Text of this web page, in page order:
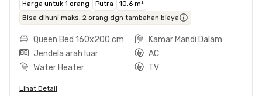
Harga untuk 1 orang Putra
10.6 m²
Bisa dihuni maks. 2 orang dgn tambahan biaya
Queen Bed 160x200 cm
Kamar Mandi Dalam
Jendela arah luar
AC
Water Heater
TV
Lihat Detail